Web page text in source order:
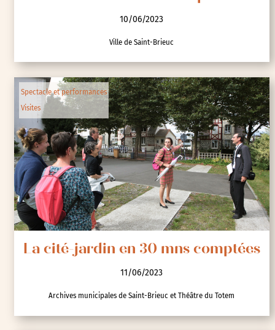
10/06/2023
Ville de Saint-Brieuc
Spectacle et performances
Visites
La cité-jardin en 30 mns comptées
11/06/2023
Archives municipales de Saint-Brieuc et Théâtre du Totem